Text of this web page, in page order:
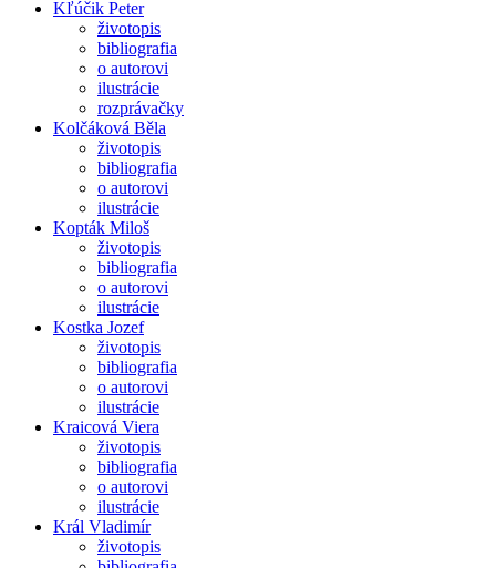
Kľúčik Peter
životopis
bibliografia
o autorovi
ilustrácie
rozprávačky
Kolčáková Běla
životopis
bibliografia
o autorovi
ilustrácie
Kopták Miloš
životopis
bibliografia
o autorovi
ilustrácie
Kostka Jozef
životopis
bibliografia
o autorovi
ilustrácie
Kraicová Viera
životopis
bibliografia
o autorovi
ilustrácie
Král Vladimír
životopis